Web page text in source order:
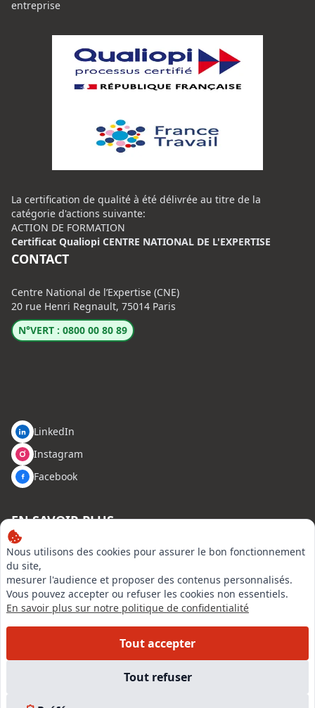
Nous utilisons des cookies pour assurer le bon fonctionnement
du site,
mesurer l'audience et proposer des contenus personnalisés.
Vous pouvez accepter ou refuser les cookies non essentiels.
En savoir plus sur notre politique de confidentialité
Tout accepter
Tout refuser
entreprise
La certification de qualité à été délivrée au titre de la
catégorie d'actions suivante:
ACTION DE FORMATION
Certificat Qualiopi CENTRE NATIONAL DE L'EXPERTISE
CONTACT
Centre National de l’Expertise (CNE)
20 rue Henri Regnault, 75014 Paris
N°VERT : 0800 00 80 89
LinkedIn
Instagram
Facebook
EN SAVOIR PLUS
Accueil
Formations
Nous rejoindre
Partenaires